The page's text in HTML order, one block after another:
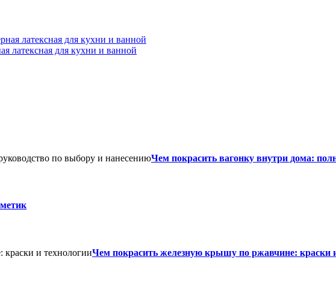
латексная для кухни и ванной
Чем покрасить вагонку внутри дома:
Чем покрасить железную крышу по ржавчине: краски